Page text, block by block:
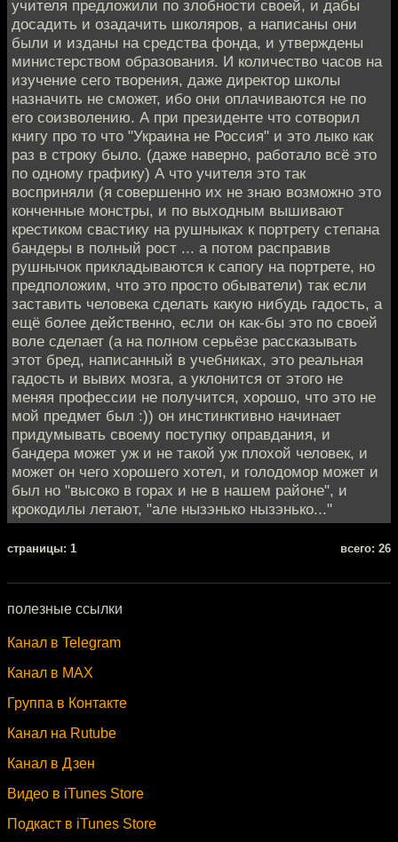
учителя предложили по злобности своей, и дабы
досадить и озадачить школяров, а написаны они
были и изданы на средства фонда, и утверждены
министерством образования. И количество часов на
изучение сего творения, даже директор школы
назначить не сможет, ибо они оплачиваются не по
его соизволению. А при президенте что сотворил
книгу про то что "Украина не Россия" и это лыко как
раз в строку было. (даже наверно, работало всё это
по одному графику) А что учителя это так
восприняли (я совершенно их не знаю возможно это
конченные монстры, и по выходным вышивают
крестиком свастику на рушныках к портрету степана
бандеры в полный рост ... а потом расправив
рушнычок прикладываются к сапогу на портрете, но
предположим, что это просто обыватели) так если
заставить человека сделать какую нибудь гадость, а
ещё более действенно, если он как-бы это по своей
воле сделает (а на полном серьёзе рассказывать
этот бред, написанный в учебниках, это реальная
гадость и вывих мозга, а уклонится от этого не
меняя профессии не получится, хорошо, что это не
мой предмет был :)) он инстинктивно начинает
придумывать своему поступку оправдания, и
бандера может уж и не такой уж плохой человек, и
может он чего хорошего хотел, и голодомор может и
был но "высоко в горах и не в нашем районе", и
крокодилы летают, "але нызэнько нызэнько..."
cтраницы: 1 всего: 26
полезные ссылки
Канал в Telegram
Канал в MAX
Группа в Контакте
Канал на Rutube
Канал в Дзен
Видео в iTunes Store
Подкаст в iTunes Store